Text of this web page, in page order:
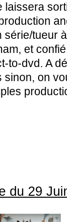
laissera
série/tueur
et
to-dvd. A
sinon, on
du 29